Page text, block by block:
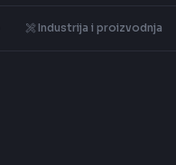
Industrija i proizvodnja